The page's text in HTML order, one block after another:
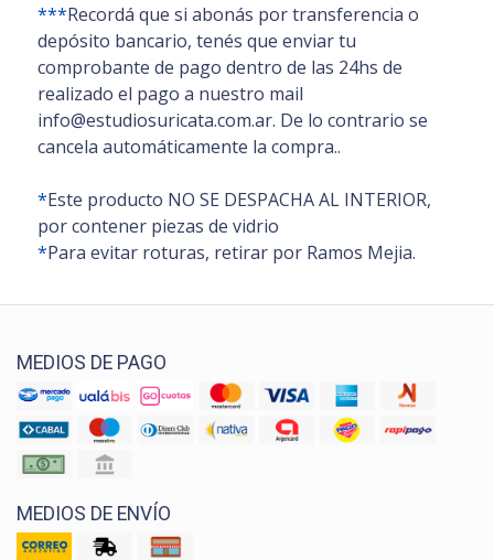
***Recordá que si abonás por transferencia o
depósito bancario, tenés que enviar tu
comprobante de pago dentro de las 24hs de
realizado el pago a nuestro mail
info@estudiosuricata.com.ar. De lo contrario se
cancela automáticamente la compra..
*Este producto NO SE DESPACHA AL INTERIOR,
por contener piezas de vidrio
*Para evitar roturas, retirar por Ramos Mejia.
MEDIOS DE PAGO
MEDIOS DE ENVÍO